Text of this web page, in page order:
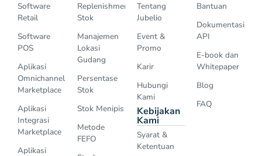
Software
Retail
Software
POS
Aplikasi
Omnichannel
Marketplace
Aplikasi
Integrasi
Marketplace
Aplikasi
Replenishment
Stok
Manajemen
Lokasi
Gudang
Persentase
Stok
Stok Menipis
Metode
FEFO
Tentang
Jubelio
Event &
Promo
Karir
Hubungi
Kami
Kebijakan
Kami
Syarat &
Ketentuan
Bantuan
Dokumentasi
API
E-book dan
Whitepaper
Blog
FAQ